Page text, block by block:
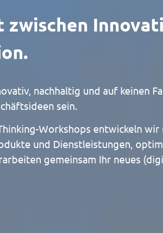
zwischen
nachhaltig und auf keinen
sein.
Workshops entwickeln
und Dienstleistungen,
gemeinsam Ihr neues